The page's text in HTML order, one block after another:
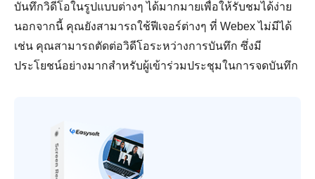
บันทึกวิดีโอในรูปแบบต่างๆ ได้มากมายเพื่อให้รับชมได้ง่าย
นอกจากนี้ คุณยังสามารถใช้ฟีเจอร์ต่างๆ ที่ Webex ไม่มีได้
เช่น คุณสามารถตัดต่อวิดีโอระหว่างการบันทึก ซึ่งมี
ประโยชน์อย่างมากสำหรับผู้เข้าร่วมประชุมในการจดบันทึก